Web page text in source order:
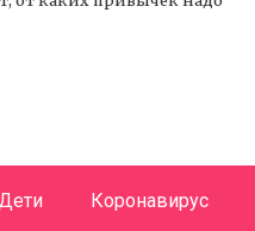
Коронавирус